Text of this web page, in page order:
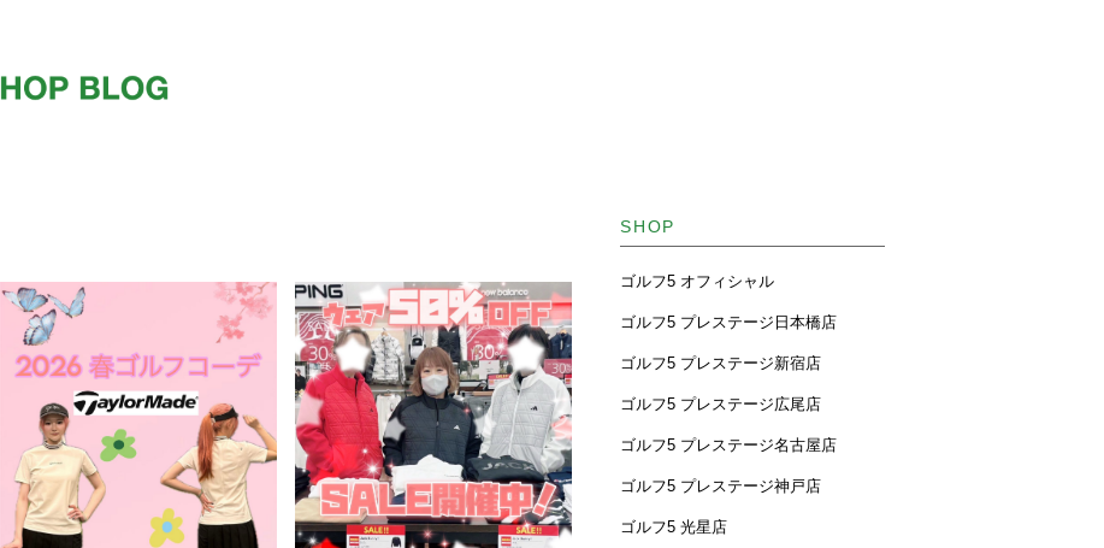
SHOP
ゴルフ5 オフィシャル
ゴルフ5 プレステージ日本橋店
ゴルフ5 プレステージ新宿店
ゴルフ5 プレステージ広尾店
ゴルフ5 プレステージ名古屋店
ゴルフ5 プレステージ神戸店
ゴルフ5 光星店